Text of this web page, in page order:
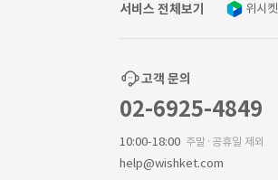
서비스 전체보기 위시켓
고객 문의
02-6925-4849
10:00-18:00 주말·공휴일 제외
help@wishket.com